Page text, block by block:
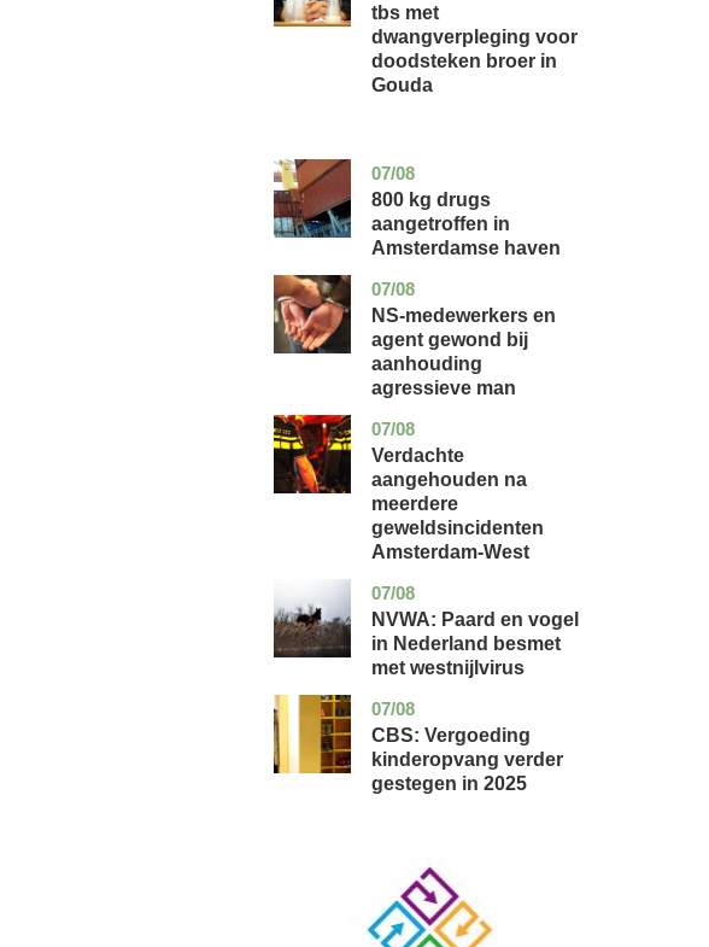
tbs met
dwangverpleging voor
doodsteken broer in
Gouda
07/08
noord-
holland
nieuws
800 kg drugs
aangetroffen in
Amsterdamse haven
07/08
flevoland
nieuws
NS-medewerkers en
agent gewond bij
aanhouding
agressieve man
07/08
noord-
holland
nieuws
Verdachte
aangehouden na
meerdere
geweldsincidenten
Amsterdam-West
07/08
utrecht
nieuws
NVWA: Paard en vogel
in Nederland besmet
met westnijlvirus
07/08
zuid-
holland
economie
CBS: Vergoeding
kinderopvang verder
gestegen in 2025